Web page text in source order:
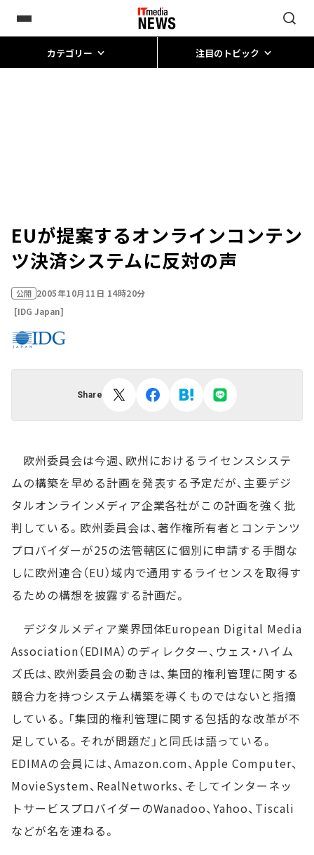
カテゴリー 注目のトピック
EUが提案するオンラインコンテン
ツ決済システムに反対の声
公開 2005年10月11日 14時20分
[IDG Japan]
Share
欧州委員会は今週、欧州におけるライセンスシステ
ムの構築を早める計画を発表する予定だが、主要デジ
タルオンラインメディア企業各社がこの計画を強く批
判している。欧州委員会は、著作権所有者とコンテンツ
プロバイダーが25の法管轄区に個別に申請する手間な
しに欧州連合（EU）域内で通用するライセンスを取得す
るための構想を披露する計画だ。
デジタルメディア業界団体European Digital Media
Association（EDIMA）のディレクター、ウェス・ハイム
ズ氏は、欧州委員会の動きは、集団的権利管理に関する
競合力を持つシステム構築を導くものではないと指摘
している。「集団的権利管理に関する包括的な改革が不
足している。それが問題だ」と同氏は語っている。
EDIMAの会員には、Amazon.com、Apple Computer、
MovieSystem、RealNetworks、そしてインターネッ
トサービスプロバイダーのWanadoo、Yahoo、Tiscali
などが名を連ねる。